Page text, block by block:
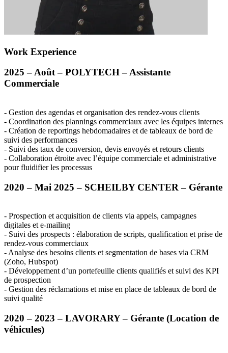
Work Experience
2025 – Août – POLYTECH– Assistante
Commerciale
- Gestion des agendas et organisation des rendez-vous clients
- Coordination des plannings commerciaux avec les équipes internes
- Création de reportings hebdomadaires et de tableaux de bord de
suivi des performances
- Suivi des taux de conversion, devis envoyés et retours clients
- Collaboration étroite avec l’équipe commerciale et administrative
pour fluidifier les processus
2020 – Mai 2025 – SCHEILBY CENTER – Gérante
- Prospection et acquisition de clients via appels, campagnes
digitales et e-mailing
- Suivi des prospects : élaboration de scripts, qualification et prise de
rendez-vous commerciaux
- Analyse des besoins clients et segmentation de bases via CRM
(Zoho, Hubspot)
- Développement d’un portefeuille clients qualifiés et suivi des KPI
de prospection
- Gestion des réclamations et mise en place de tableaux de bord de
suivi qualité
2020 – 2023 – LAVORARY– Gérante (Location de
véhicules)